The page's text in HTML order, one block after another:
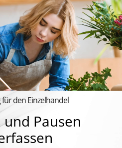
den Einzelhandel
Pausen